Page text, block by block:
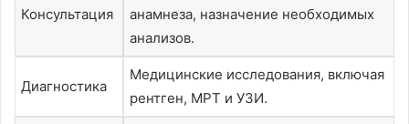
Консультация
анамнеза, назначение необходимых
анализов.
Диагностика
Медицинские исследования, включая
рентген, МРТ и УЗИ.